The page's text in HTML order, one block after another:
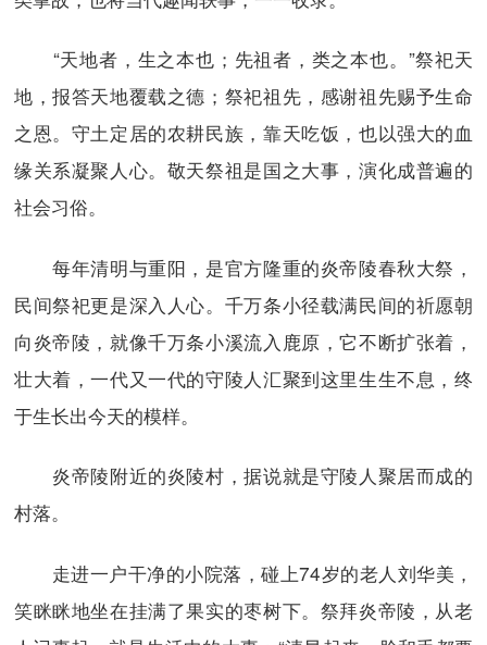
“天地者，生之本也；先祖者，类之本也。”祭祀天
地，报答天地覆载之德；祭祀祖先，感谢祖先赐予生命
之恩。守土定居的农耕民族，靠天吃饭，也以强大的血
缘关系凝聚人心。敬天祭祖是国之大事，演化成普遍的
社会习俗。
每年清明与重阳，是官方隆重的炎帝陵春秋大祭，
民间祭祀更是深入人心。千万条小径载满民间的祈愿朝
向炎帝陵，就像千万条小溪流入鹿原，它不断扩张着，
壮大着，一代又一代的守陵人汇聚到这里生生不息，终
于生长出今天的模样。
炎帝陵附近的炎陵村，据说就是守陵人聚居而成的
村落。
走进一户干净的小院落，碰上74岁的老人刘华美，
笑眯眯地坐在挂满了果实的枣树下。祭拜炎帝陵，从老